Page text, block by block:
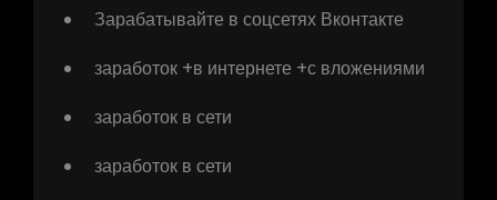
Зарабатывайте в соцсетях Вконтакте
заработок +в интернете +с вложениями
заработок в сети
заработок в сети